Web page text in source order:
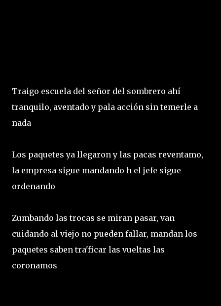
Traigo escuela del señor del sombrero ahí
tranquilo, aventado y pala acción sin temerle a
nada
Los paquetes ya llegaron y las pacas reventamo,
la empresa sigue mandando h el jefe sigue
ordenando
Zumbando las trocas se miran pasar, van
cuidando al viejo no pueden fallar, mandan los
paquetes saben tra'ficar las vueltas las
coronamos